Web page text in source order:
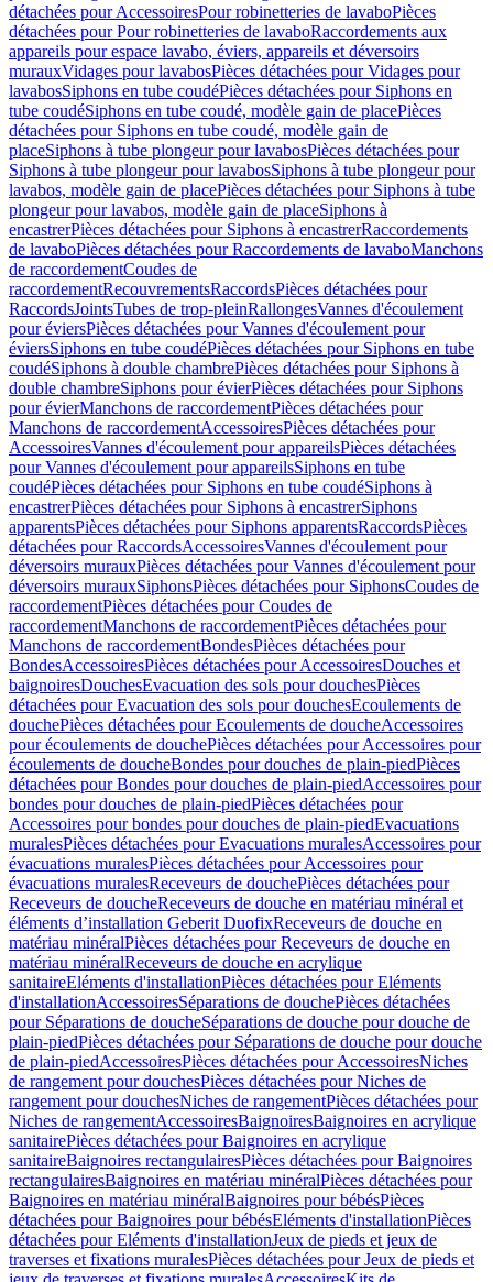
détachées pour AccessoiresPour robinetteries de lavaboPièces
détachées pour Pour robinetteries de lavaboRaccordements aux
appareils pour espace lavabo, éviers, appareils et déversoirs
murauxVidages pour lavabosPièces détachées pour Vidages pour
lavabosSiphons en tube coudéPièces détachées pour Siphons en
tube coudéSiphons en tube coudé, modèle gain de placePièces
détachées pour Siphons en tube coudé, modèle gain de
placeSiphons à tube plongeur pour lavabosPièces détachées pour
Siphons à tube plongeur pour lavabosSiphons à tube plongeur pour
lavabos, modèle gain de placePièces détachées pour Siphons à tube
plongeur pour lavabos, modèle gain de placeSiphons à
encastrerPièces détachées pour Siphons à encastrerRaccordements
de lavaboPièces détachées pour Raccordements de lavaboManchons
de raccordementCoudes de
raccordementRecouvrementsRaccordsPièces détachées pour
RaccordsJointsTubes de trop-pleinRallongesVannes d'écoulement
pour éviersPièces détachées pour Vannes d'écoulement pour
éviersSiphons en tube coudéPièces détachées pour Siphons en tube
coudéSiphons à double chambrePièces détachées pour Siphons à
double chambreSiphons pour évierPièces détachées pour Siphons
pour évierManchons de raccordementPièces détachées pour
Manchons de raccordementAccessoiresPièces détachées pour
AccessoiresVannes d'écoulement pour appareilsPièces détachées
pour Vannes d'écoulement pour appareilsSiphons en tube
coudéPièces détachées pour Siphons en tube coudéSiphons à
encastrerPièces détachées pour Siphons à encastrerSiphons
apparentsPièces détachées pour Siphons apparentsRaccordsPièces
détachées pour RaccordsAccessoiresVannes d'écoulement pour
déversoirs murauxPièces détachées pour Vannes d'écoulement pour
déversoirs murauxSiphonsPièces détachées pour SiphonsCoudes de
raccordementPièces détachées pour Coudes de
raccordementManchons de raccordementPièces détachées pour
Manchons de raccordementBondesPièces détachées pour
BondesAccessoiresPièces détachées pour AccessoiresDouches et
baignoiresDouchesEvacuation des sols pour douchesPièces
détachées pour Evacuation des sols pour douchesEcoulements de
douchePièces détachées pour Ecoulements de doucheAccessoires
pour écoulements de douchePièces détachées pour Accessoires pour
écoulements de doucheBondes pour douches de plain-piedPièces
détachées pour Bondes pour douches de plain-piedAccessoires pour
bondes pour douches de plain-piedPièces détachées pour
Accessoires pour bondes pour douches de plain-piedEvacuations
muralesPièces détachées pour Evacuations muralesAccessoires pour
évacuations muralesPièces détachées pour Accessoires pour
évacuations muralesReceveurs de douchePièces détachées pour
Receveurs de doucheReceveurs de douche en matériau minéral et
éléments d’installation Geberit DuofixReceveurs de douche en
matériau minéralPièces détachées pour Receveurs de douche en
matériau minéralReceveurs de douche en acrylique
sanitaireEléments d'installationPièces détachées pour Eléments
d'installationAccessoiresSéparations de douchePièces détachées
pour Séparations de doucheSéparations de douche pour douche de
plain-piedPièces détachées pour Séparations de douche pour douche
de plain-piedAccessoiresPièces détachées pour AccessoiresNiches
de rangement pour douchesPièces détachées pour Niches de
rangement pour douchesNiches de rangementPièces détachées pour
Niches de rangementAccessoiresBaignoiresBaignoires en acrylique
sanitairePièces détachées pour Baignoires en acrylique
sanitaireBaignoires rectangulairesPièces détachées pour Baignoires
rectangulairesBaignoires en matériau minéralPièces détachées pour
Baignoires en matériau minéralBaignoires pour bébésPièces
détachées pour Baignoires pour bébésEléments d'installationPièces
détachées pour Eléments d'installationJeux de pieds et jeux de
traverses et fixations muralesPièces détachées pour Jeux de pieds et